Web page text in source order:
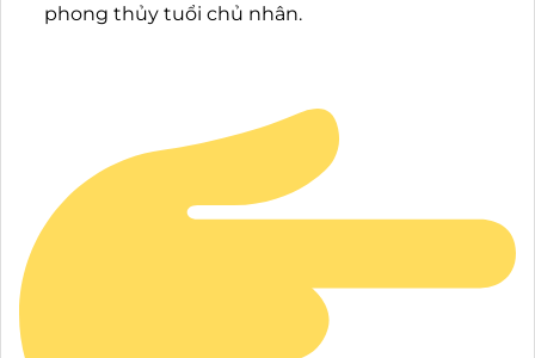
phong thủy tuổi chủ nhân.